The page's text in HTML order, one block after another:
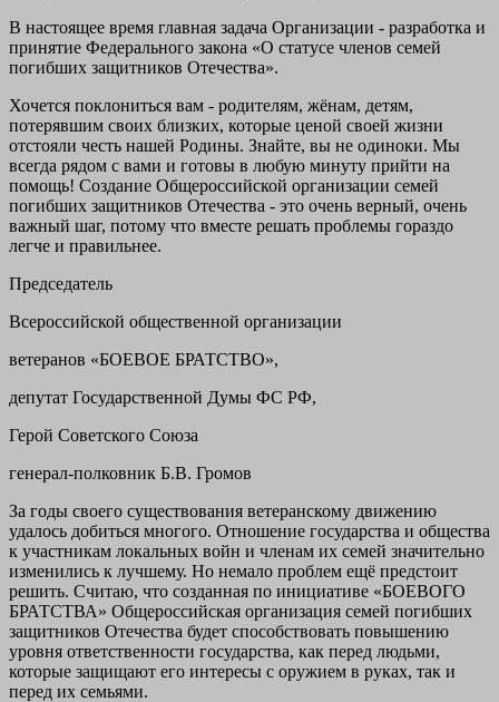
В настоящее время главная задача Организации - разработка и
принятие Федерального закона «О статусе членов семей
погибших защитников Отечества».
Хочется поклониться вам - родителям, жёнам, детям,
потерявшим своих близких, которые ценой своей жизни
отстояли честь нашей Родины. Знайте, вы не одиноки. Мы
всегда рядом с вами и готовы в любую минуту прийти на
помощь! Создание Общероссийской организации семей
погибших защитников Отечества - это очень верный, очень
важный шаг, потому что вместе решать проблемы гораздо
легче и правильнее.
Председатель
Всероссийской общественной организации
ветеранов «БОЕВОЕ БРАТСТВО»,
депутат Государственной Думы ФС РФ,
Герой Советского Союза
генерал-полковник Б.В. Громов
За годы своего существования ветеранскому движению
удалось добиться многого. Отношение государства и общества
к участникам локальных войн и членам их семей значительно
изменились к лучшему. Но немало проблем ещё предстоит
решить. Считаю, что созданная по инициативе «БОЕВОГО
БРАТСТВА» Общероссийская организация семей погибших
защитников Отечества будет способствовать повышению
уровня ответственности государства, как перед людьми,
которые защищают его интересы с оружием в руках, так и
перед их семьями.